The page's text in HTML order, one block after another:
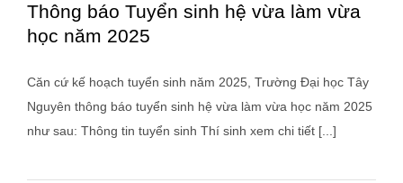
Thông báo Tuyển sinh hệ vừa làm vừa
học năm 2025
Căn cứ kế hoạch tuyển sinh năm 2025, Trường Đại học Tây
Nguyên thông báo tuyển sinh hệ vừa làm vừa học năm 2025
như sau: Thông tin tuyển sinh Thí sinh xem chi tiết [...]